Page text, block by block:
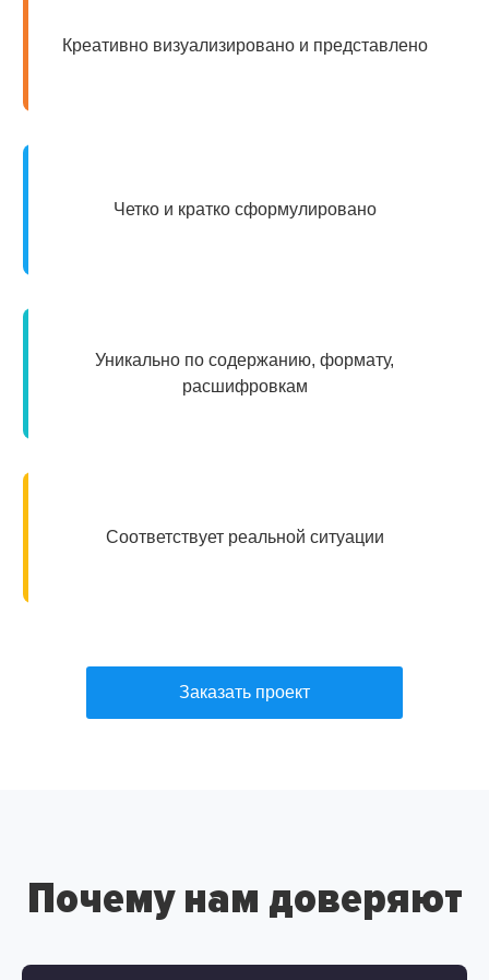
Креативно визуализировано и представлено
Четко и кратко сформулировано
Уникально по содержанию, формату,
расшифровкам
Соответствует реальной ситуации
Заказать проект
Почему нам доверяют